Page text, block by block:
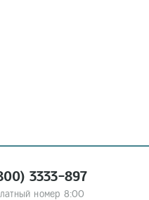
3333-897
номер 8:00